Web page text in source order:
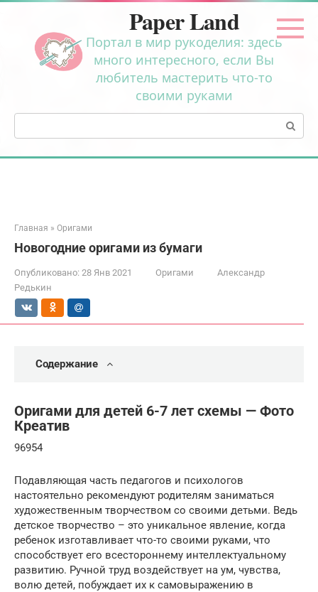
Перейти
контенту
Paper Land
Портал в мир рукоделия: здесь
много интересного, если Вы
любитель мастерить что-то
своими руками
Поиск:
Главная » Оригами
Новогодние оригами из бумаги
Опубликовано: 28 Янв 2021 Оригами
Александр
Редькин
Содержание
Оригами для детей 6-7 лет схемы — Фото
Креатив
96954
Подавляющая часть педагогов и психологов
настоятельно рекомендуют родителям заниматься
художественным творчеством со своими детьми. Ведь
детское творчество – это уникальное явление, когда
ребенок изготавливает что-то своими руками, что
способствует его всестороннему интеллектуальному
развитию. Ручной труд воздействует на ум, чувства,
волю детей, побуждает их к самовыражению в